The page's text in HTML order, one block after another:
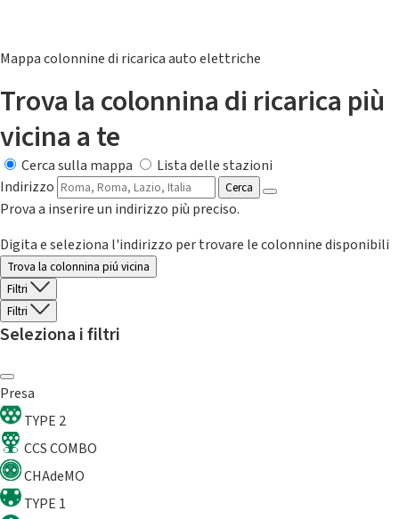
Mappa colonnine di ricarica auto elettriche
Trova la colonnina di ricarica più
vicina a te
Cerca sulla mappa
Lista delle stazioni
Indirizzo
Cerca
Prova a inserire un indirizzo più preciso.
Digita e seleziona l'indirizzo per trovare le colonnine disponibili
Trova la colonnina piú vicina
Filtri
Filtri
Seleziona i filtri
Presa
TYPE 2
CCS COMBO
CHAdeMO
TYPE 1